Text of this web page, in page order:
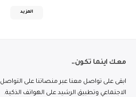
المزيد
معك اينما تكون..
ابقى على تواصل معنا عبر منصاتنا على التواصل
الاجتماعي وتطبيق الرشيد على الهواتف الذكية.